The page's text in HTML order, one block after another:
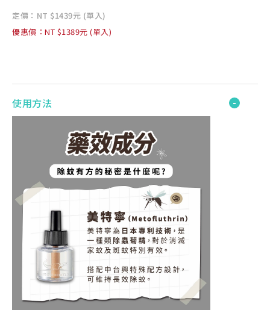
定價：NT $1439元 (單入)
優惠價：NT $1389元 (單入)
使用方法